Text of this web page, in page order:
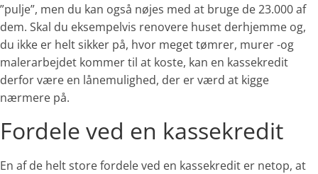
”pulje”, men du kan også nøjes med at bruge de 23.000 af
dem. Skal du eksempelvis renovere huset derhjemme og,
du ikke er helt sikker på, hvor meget tømrer, murer -og
malerarbejdet kommer til at koste, kan en kassekredit
derfor være en lånemulighed, der er værd at kigge
nærmere på.
Fordele ved en kassekredit
En af de helt store fordele ved en kassekredit er netop, at